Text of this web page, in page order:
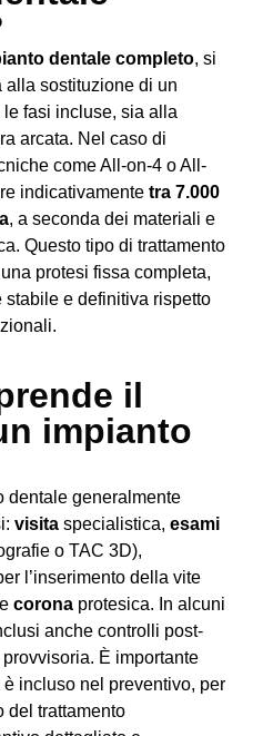
dentale completo, si
alla sostituzione di un
fasi incluse, sia alla
arcata. Nel caso di
come All-on-4 o All-
indicativamente tra 7.000
, a seconda dei materiali e
Questo tipo di trattamento
protesi fissa completa,
e definitiva rispetto
il
impianto
dentale generalmente
visita specialistica, esami
o TAC 3D),
l’inserimento della vite
e corona protesica. In alcuni
anche controlli post-
È importante
incluso nel preventivo, per
del trattamento